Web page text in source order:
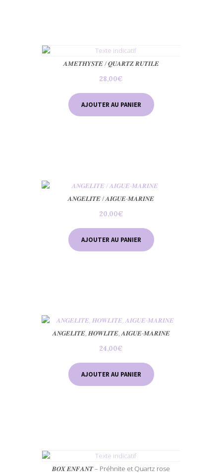
𝑨𝑴𝑬𝑻𝑯𝒀𝑺𝑻𝑬 / 𝑸𝑼𝑨𝑹𝑻𝒁 𝑹𝑼𝑻𝑰𝑳𝑬
28,00€
AJOUTER AU PANIER
𝑨𝑵𝑮𝑬𝑳𝑰𝑻𝑬 / 𝑨𝑰𝑮𝑼𝑬-𝑴𝑨𝑹𝑰𝑵𝑬
20,00€
AJOUTER AU PANIER
𝑨𝑵𝑮𝑬𝑳𝑰𝑻𝑬, 𝑯𝑶𝑾𝑳𝑰𝑻𝑬, 𝑨𝑰𝑮𝑼𝑬-𝑴𝑨𝑹𝑰𝑵𝑬
24,00€
AJOUTER AU PANIER
𝑩𝑶𝑿 𝑬𝑵𝑭𝑨𝑵𝑻 – Préhnite et Quartz rose